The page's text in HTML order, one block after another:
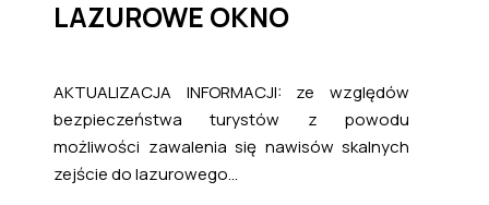
LAZUROWE OKNO
AKTUALIZACJA INFORMACJI: ze względów
bezpieczeństwa turystów z powodu
możliwości zawalenia się nawisów skalnych
zejście do lazurowego...